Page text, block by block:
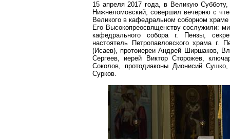
15 апреля 2017 года, в Великую
Нижнеломовский, совершил вечерню с
Великого в кафедральном соборном
Его Высокопреосвященству сослужили:
кафедрального собора г. Пензы,
настоятель Петропавловского храма г.
(Исаев), протоиереи Андрей Ширшаков,
Сергеев, иерей Виктор Сторожев,
Соколов, протодиаконы Дионисий
Сурков.